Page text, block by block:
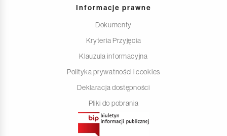
Informacje prawne
Dokumenty
Kryteria Przyjęcia
Klauzula informacyjna
Polityka prywatności i cookies
Deklaracja dostępności
Pliki do pobrania